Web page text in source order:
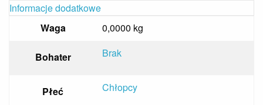
Informacje dodatkowe
Waga
0,0000 kg
Bohater Brak
Płeć Chłopcy